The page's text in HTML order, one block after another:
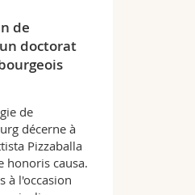
de
doctorat
de
décerne à
Pizzaballa
honoris causa.
à l'occasion